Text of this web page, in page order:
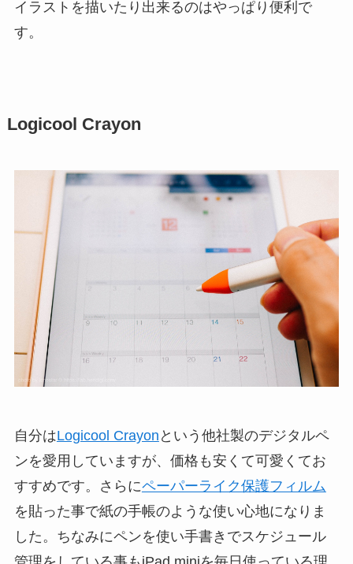
イラストを描いたり出来るのはやっぱり便利で
す。
Logicool Crayon
自分はLogicool Crayon という他社製のデジタルペ
ンを愛用していますが、価格も安くて可愛くてお
すすめです。さらにペーパーライク保護フィルム
を貼った事で紙の手帳のような使い心地になりま
した。ちなみにペンを使い手書きでスケジュール